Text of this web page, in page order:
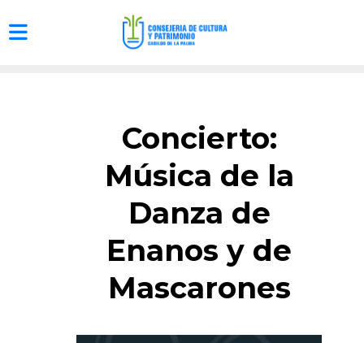
Concierto:
Música de la
Danza de
Enanos y de
Mascarones